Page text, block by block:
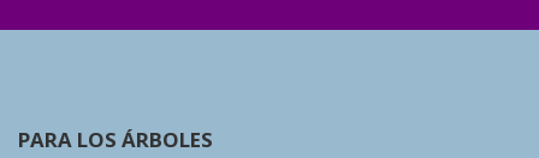
PARA LOS ÁRBOLES